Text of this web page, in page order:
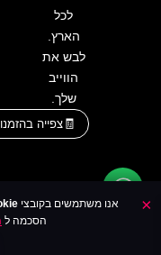
לכל
הארץ.
לבש את
הווייב
שלך.
צפייה
× אנו משתמשים בקובצי
הסכמה ל